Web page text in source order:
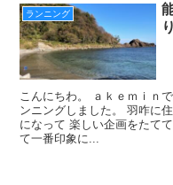
ランニング
こんにちわ。 ａｋｅｍｉｎ
ンニングしました。 羽咋に
になって 楽しい企画をたて
て一番印象に...